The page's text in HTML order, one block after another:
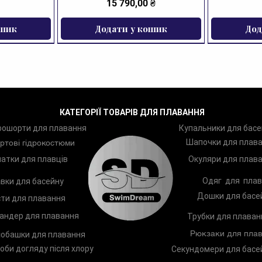
Ціна
15 790,00 ₴
Додати у кошик
Two
Шампунь TRISWIM Shampoo
Чоловічі
Zoggs
Лопатки для плавання Zoggs
Дитяче
КАТЕГОРІЇ ТОВАРІВ ДЛЯ ПЛАВАННЯ
для плавання
гідрокостюми
для плавців
Купальники для
Шапочки для
Окуляри для
для басейну
для плавання
Одяг для
Дошки для
для плавання
для плавання
догляду після хлору
Трубки для
Рюкзаки для
Секундомери для